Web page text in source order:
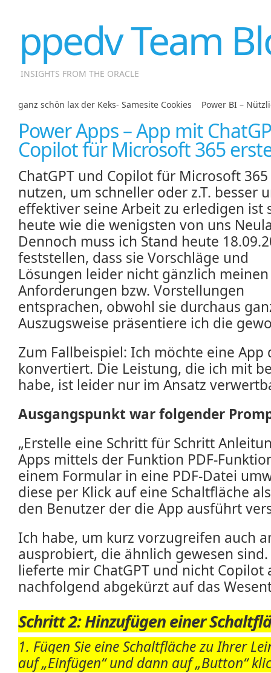
ppedv Team
INSIGHTS FROM THE ORACLE
ganz schön lax der Keks- Samesite Cookies Power BI –
Power Apps – App mit
Copilot für Microsoft 365
ChatGPT und Copilot für Microsoft
nutzen, um schneller oder z.T. besser
effektiver seine Arbeit zu erledigen ist
heute wie die wenigsten von uns
Dennoch muss ich Stand heute
feststellen, dass sie Vorschläge und
Lösungen leider nicht gänzlich meinen
Anforderungen bzw. Vorstellungen
entsprachen, obwohl sie durchaus
Auszugsweise präsentiere ich die
Zum Fallbeispiel: Ich möchte eine App
konvertiert. Die Leistung, die ich mit
habe, ist leider nur im Ansatz
Ausgangspunkt war folgender
„Erstelle eine Schritt für Schritt
Apps mittels der Funktion PDF-
einem Formular in eine PDF-Datei
diese per Klick auf eine Schaltfläche
den Benutzer der die App ausführt
Ich habe, um kurz vorzugreifen auch
ausprobiert, die ähnlich gewesen
lieferte mir ChatGPT und nicht Copilot
nachfolgend abgekürzt auf das
Schritt 2: Hinzufügen einer
1. Fügen Sie eine Schaltfläche zu Ihrer
auf „Einfügen“ und dann auf „Button“